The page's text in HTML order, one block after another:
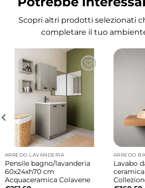
<strong>Materiali e qualità</
Realizzato in ceramica bianco
pulire. È progettato per durare
resistere all’umidità tipica
bagno.
<strong>Caratteristiche
Tipologia: lavabo da incasso
bagno
Materiale: ceramica
Finitura: bianco lucido
Dimensioni: 35×35×h12 cm
Scopri altri prodotti selezionati
completare il tuo
ARREDO LAVANDERIA
Pensile bagno/lavanderia
60x24xh70 cm
Acquaceramica Colavene
ARREDO
Lavabo